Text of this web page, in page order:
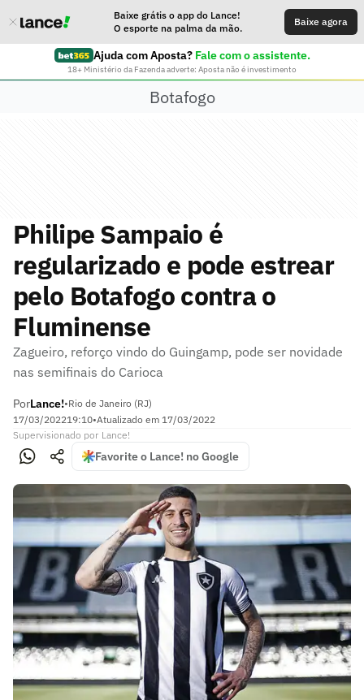
Baixe grátis o app do Lance!
O esporte na palma da mão.
Baixe agora
Ajuda com Aposta? Fale com o assistente.
18+ Ministério da Fazenda adverte: Aposta não é investimento
Botafogo
Philipe Sampaio é
regularizado e pode estrear
pelo Botafogo contra o
Fluminense
Zagueiro, reforço vindo do Guingamp, pode ser novidade
nas semifinais do Carioca
PorLance!•Rio de Janeiro (RJ)
17/03/202219:10•Atualizado em 17/03/2022
Supervisionado por Lance!
Favorite o Lance! no Google